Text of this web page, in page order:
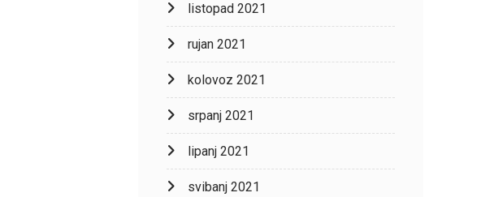
listopad 2021
rujan 2021
kolovoz 2021
srpanj 2021
lipanj 2021
svibanj 2021